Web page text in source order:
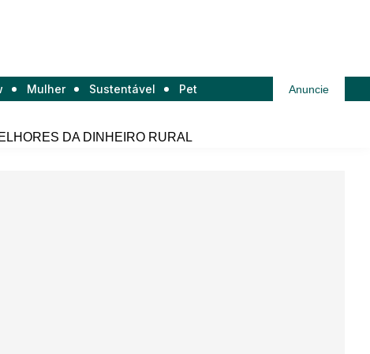
Mulher Sustentável Pet Anuncie
DA DINHEIRO RURAL